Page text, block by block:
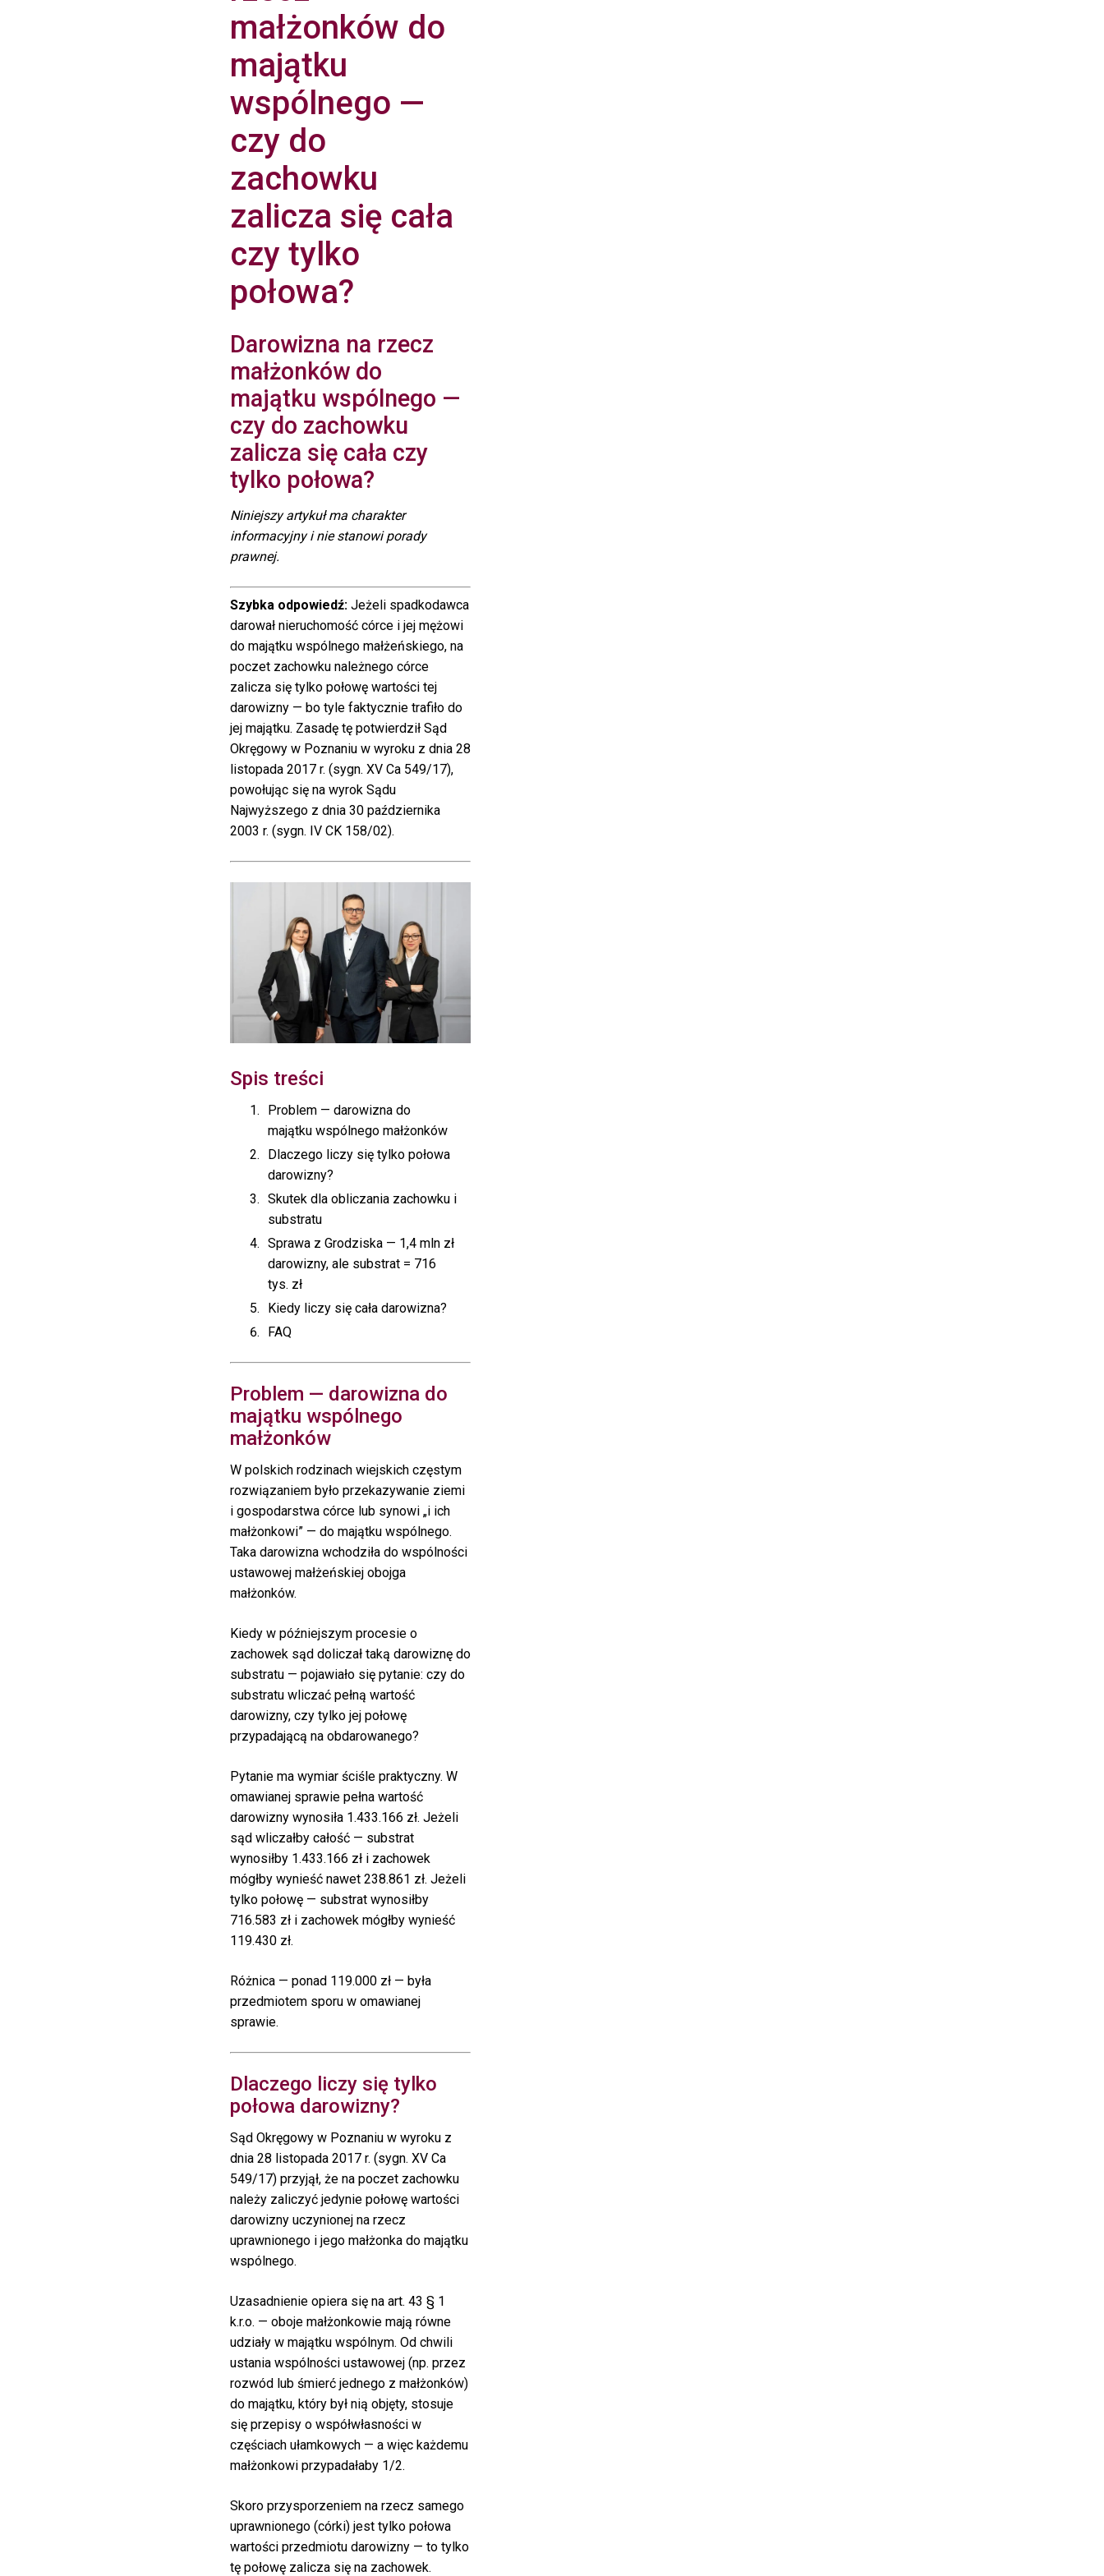
małżonków do
majątku
wspólnego —
czy do
zachowku
zalicza się cała
czy tylko
połowa?
Darowizna na rzecz
małżonków do
majątku wspólnego —
czy do zachowku
zalicza się cała czy
tylko połowa?
Niniejszy artykuł ma charakter
informacyjny i nie stanowi porady
prawnej.
Szybka odpowiedź: Jeżeli spadkodawca
darował nieruchomość córce i jej mężowi
do majątku wspólnego małżeńskiego, na
poczet zachowku należnego córce
zalicza się tylko połowę wartości tej
darowizny — bo tyle faktycznie trafiło do
jej majątku. Zasadę tę potwierdził Sąd
Okręgowy w Poznaniu w wyroku z dnia 28
listopada 2017 r. (sygn. XV Ca 549/17),
powołując się na wyrok Sądu
Najwyższego z dnia 30 października
2003 r. (sygn. IV CK 158/02).
Spis treści
Problem — darowizna do
majątku wspólnego małżonków
Dlaczego liczy się tylko połowa
darowizny?
Skutek dla obliczania zachowku i
substratu
Sprawa z Grodziska — 1,4 mln zł
darowizny, ale substrat = 716
tys. zł
Kiedy liczy się cała darowizna?
FAQ
Problem — darowizna do
majątku wspólnego
małżonków
W polskich rodzinach wiejskich częstym
rozwiązaniem było przekazywanie ziemi
i gospodarstwa córce lub synowi „i ich
małżonkowi” — do majątku wspólnego.
Taka darowizna wchodziła do wspólności
ustawowej małżeńskiej obojga
małżonków.
Kiedy w późniejszym procesie o
zachowek sąd doliczał taką darowiznę do
substratu — pojawiało się pytanie: czy do
substratu wliczać pełną wartość
darowizny, czy tylko jej połowę
przypadającą na obdarowanego?
Pytanie ma wymiar ściśle praktyczny. W
omawianej sprawie pełna wartość
darowizny wynosiła 1.433.166 zł. Jeżeli
sąd wliczałby całość — substrat
wynosiłby 1.433.166 zł i zachowek
mógłby wynieść nawet 238.861 zł. Jeżeli
tylko połowę — substrat wynosiłby
716.583 zł i zachowek mógłby wynieść
119.430 zł.
Różnica — ponad 119.000 zł — była
przedmiotem sporu w omawianej
sprawie.
Dlaczego liczy się tylko
połowa darowizny?
Sąd Okręgowy w Poznaniu w wyroku z
dnia 28 listopada 2017 r. (sygn. XV Ca
549/17) przyjął, że na poczet zachowku
należy zaliczyć jedynie połowę wartości
darowizny uczynionej na rzecz
uprawnionego i jego małżonka do majątku
wspólnego.
Uzasadnienie opiera się na art. 43 § 1
k.r.o. — oboje małżonkowie mają równe
udziały w majątku wspólnym. Od chwili
ustania wspólności ustawowej (np. przez
rozwód lub śmierć jednego z małżonków)
do majątku, który był nią objęty, stosuje
się przepisy o współwłasności w
częściach ułamkowych — a więc każdemu
małżonkowi przypadałaby 1/2.
Skoro przysporzeniem na rzecz samego
uprawnionego (córki) jest tylko połowa
wartości przedmiotu darowizny — to tylko
tę połowę zalicza się na zachowek.